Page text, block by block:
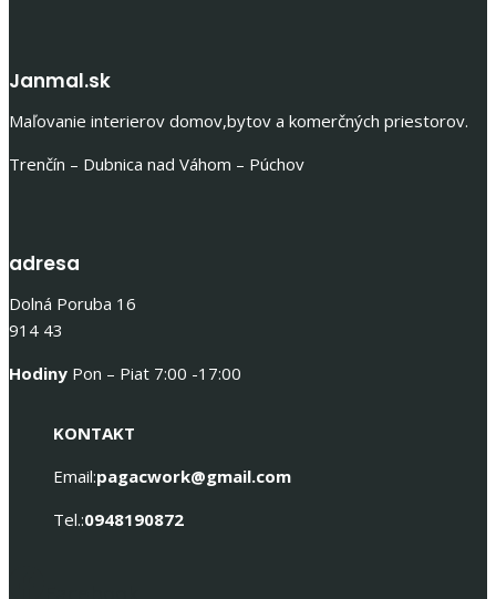
Janmal.sk
Maľovanie interierov domov,bytov a komerčných priestorov.
Trenčín – Dubnica nad Váhom – Púchov
adresa
Dolná Poruba 16
914 43
Hodiny Pon – Piat 7:00 -17:00
KONTAKT
Email:pagacwork@gmail.com
Tel.:0948190872